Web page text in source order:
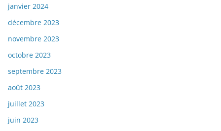
janvier 2024
décembre 2023
novembre 2023
octobre 2023
septembre 2023
août 2023
juillet 2023
juin 2023